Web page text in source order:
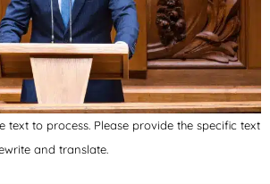
text to process. Please provide the specific text
and translate.